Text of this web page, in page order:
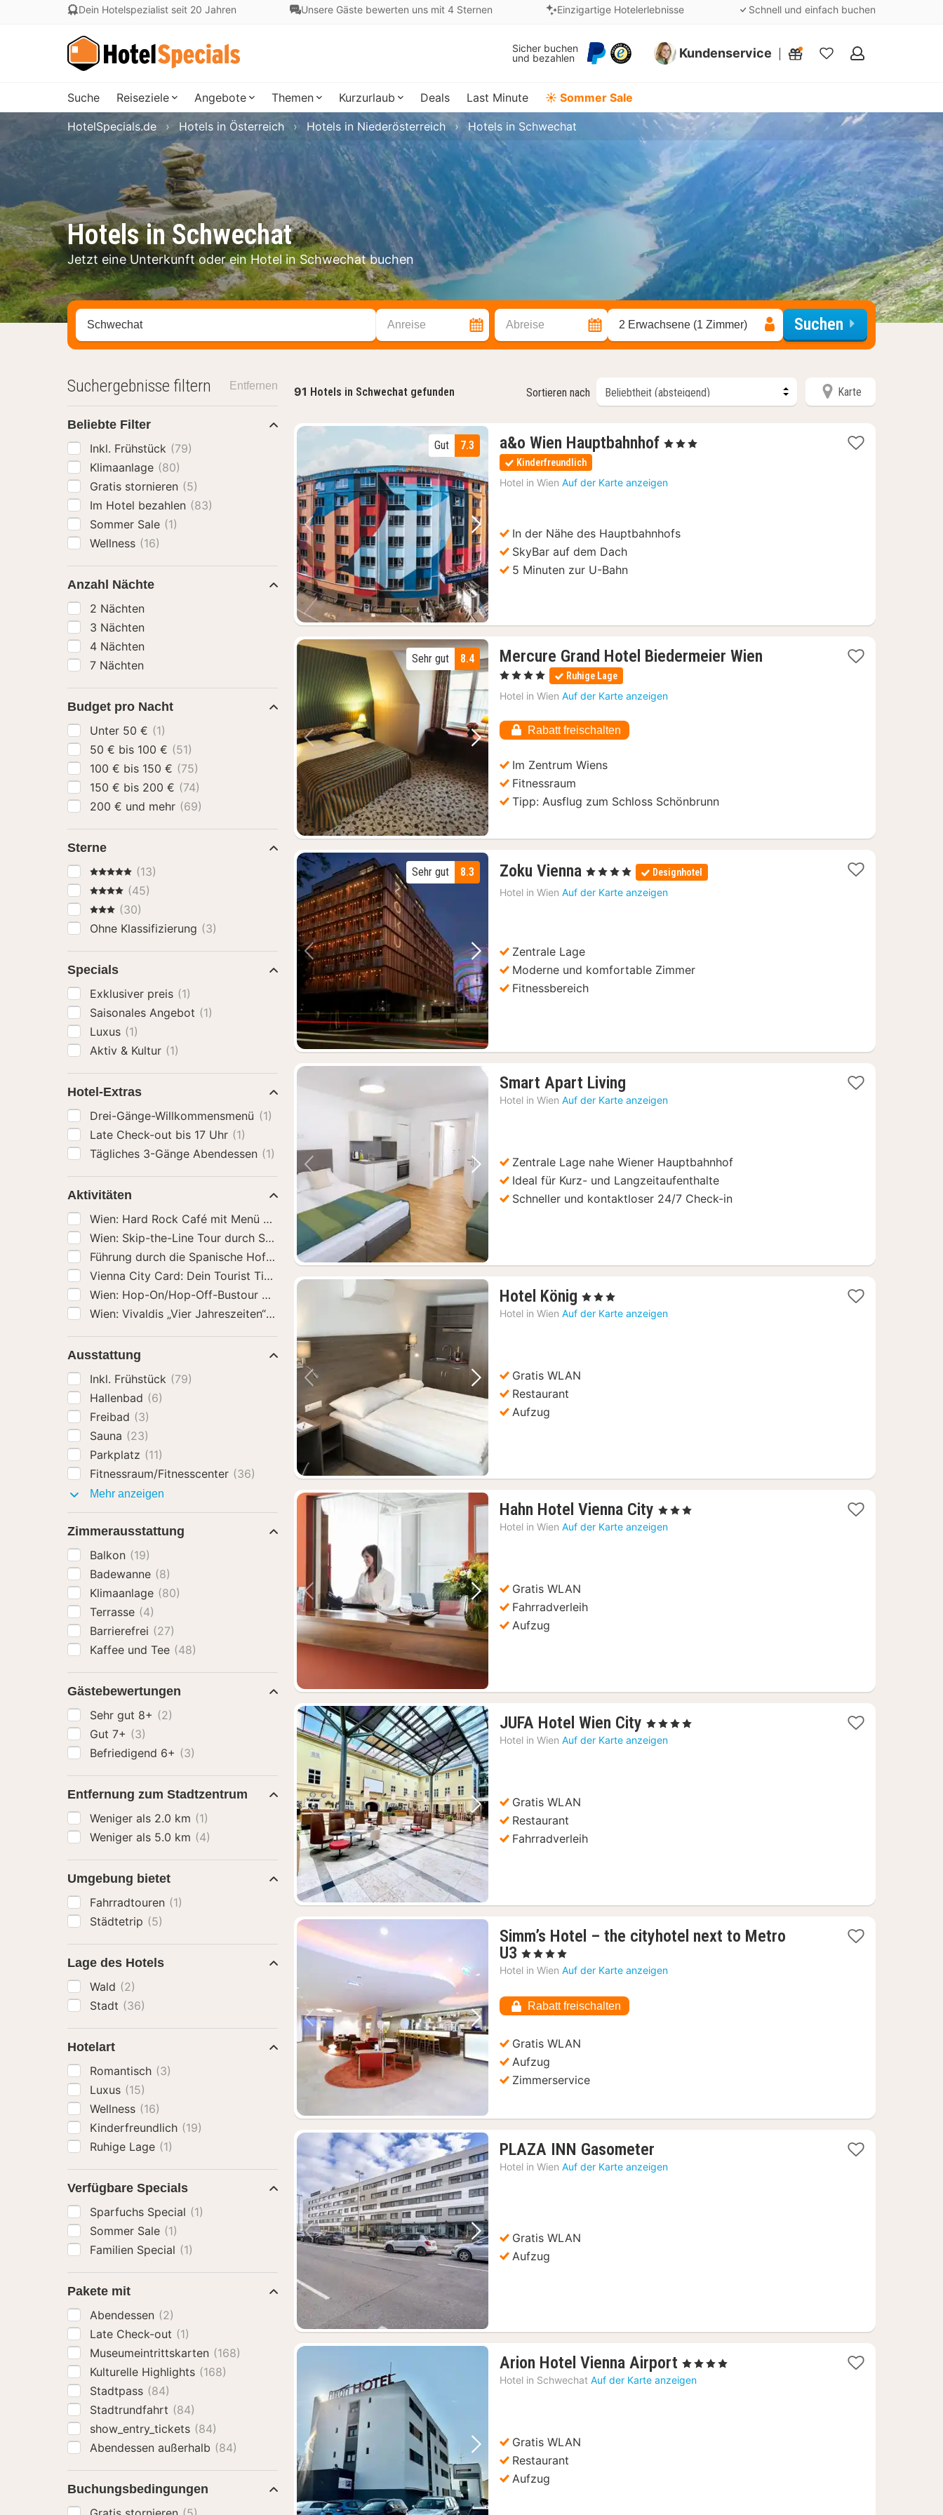
Dein Hotelspezialist seit 20 Jahren Unsere Gäste bewerten uns mit 4 Sternen Einzigartige Hotelerlebnisse Schnell und einfach buchen
Sicher buchen
und bezahlen
Kundenservice
Meine
Suche Reiseziele Angebote Themen Kurzurlaub Deals Last Minute ☀️ Sommer Sale
Hotels in Schwechat
Jetzt eine Unterkunft oder ein Hotel in Schwechat buchen
HotelSpecials.de Hotels in Österreich Hotels in Niederösterreich Hotels in Schwechat
Stadt, Region oder Hotel suchen Anreise Abreise 2 Erwachsene (1 Zimmer) Suchen
91 Hotels in Schwechat gefunden Sortieren nach Karte
Vorheriges Bild Nächstes Bild
7.3
Gut a&o Wien Hauptbahnhof 2
ab
80,46
, 3 Sterne
Kinderfreundlich
Hotel in Wien Auf der Karte anzeigen
In der Nähe des Hauptbahnhofs
SkyBar auf dem Dach
5 Minuten zur U-Bahn
Vorheriges Bild Nächstes Bild
8.4
Sehr gut Mercure Grand Hotel Biedermeier Wien
, 4 Sterne Ruhige Lage
Hotel in Wien Auf der Karte anzeigen
Rabatt freischalten
Im Zentrum Wiens
Fitnessraum
Tipp: Ausflug zum Schloss Schönbrunn
Vorheriges Bild Nächstes Bild
8.3
Sehr gut Zoku Vienna 1
Nacht
ab
, 4 Sterne Designhotel
Hotel in Wien Auf der Karte anzeigen
Zentrale Lage
Moderne und komfortable Zimmer
Fitnessbereich
Vorheriges Bild Nächstes Bild
Smart Apart Living
Nacht
Hotel in Wien Auf der Karte anzeigen
Zentrale Lage nahe Wiener Hauptbahnhof
Ideal für Kurz- und Langzeitaufenthalte
Schneller und kontaktloser 24/7 Check-in
Vorheriges Bild Nächstes Bild
Hotel König 1
Nacht
, 3 Sterne
Hotel in Wien Auf der Karte anzeigen
Gratis WLAN
Restaurant
Aufzug
Vorheriges Bild Nächstes Bild
Hahn Hotel Vienna City 1
Nacht
, 3 Sterne
Hotel in Wien Auf der Karte anzeigen
Gratis WLAN
Fahrradverleih
Aufzug
Vorheriges Bild Nächstes Bild
JUFA Hotel Wien City 1
Nacht
, 4 Sterne
Hotel in Wien Auf der Karte anzeigen
Gratis WLAN
Restaurant
Fahrradverleih
Vorheriges Bild Nächstes Bild
Simm’s Hotel – the cityhotel next to Metro
U3 1
Nacht
65,19
€
, 4 Sterne
Hotel in Wien Auf der Karte anzeigen
Rabatt freischalten
Gratis WLAN
Aufzug
Zimmerservice
Vorheriges Bild Nächstes Bild
PLAZA INN Gasometer
Nacht
Hotel in Wien Auf der Karte anzeigen
Gratis WLAN
Aufzug
Vorheriges Bild Nächstes Bild
Arion Hotel Vienna Airport 1
Nacht
, 4 Sterne
Hotel in Schwechat Auf der Karte anzeigen
Gratis WLAN
Restaurant
Aufzug
Suchergebnisse filtern Entfernen
Beliebte Filter
Inkl. Frühstück (79)
Klimaanlage (80)
Gratis stornieren (5)
Im Hotel bezahlen (83)
Sommer Sale (1)
Wellness (16)
Anzahl Nächte
2 Nächten
3 Nächten
4 Nächten
7 Nächten
Budget pro Nacht
Unter 50 € (1)
50 € bis 100 € (51)
100 € bis 150 € (75)
150 € bis 200 € (74)
200 € und mehr (69)
Sterne
5 Sterne (13)
4 Sterne(45)
3 Sterne
(30)
Ohne Klassifizierung (3)
Specials
Exklusiver preis (1)
Saisonales Angebot (1)
Luxus (1)
Aktiv & Kultur (1)
Hotel-Extras
Drei-Gänge-Willkommensmenü (1)
Late Check-out bis 17 Uhr (1)
Tägliches 3-Gänge Abendessen (1)
Aktivitäten
Wien: Hard Rock Café mit Menü zum Mittag- oder Abendessen (84)
Wien: Skip-the-Line Tour durch Schloss und Gärten von Schonbrunn
(84)
Führung durch die Spanische Hofreitschule in Wien
(84)
Vienna City Card: Dein Tourist Ticket inkl. Ermäßigungen/Metro(84)
Wien: Hop-On/Hop-Off-Bustour Sightseeing Bus Tour
Wien: Vivaldis „Vier Jahreszeiten“-Konzert in der Karlskirche
(84)
Ausstattung
Inkl. Frühstück (79)
Hallenbad (6)
Freibad (3)
Sauna (23)
Parkplatz (11)
Fitnessraum/Fitnesscenter (36)
Mehr anzeigen
Zimmerausstattung
Balkon (19)
Badewanne (8)
Klimaanlage (80)
Terrasse (4)
Barrierefrei (27)
Kaffee und Tee (48)
Gästebewertungen
Sehr gut 8+ (2)
Gut 7+ (3)
Befriedigend 6+ (3)
Entfernung zum Stadtzentrum
Weniger als 2.0 km (1)
Weniger als 5.0 km (4)
Umgebung bietet
Fahrradtouren (1)
Städtetrip (5)
Lage des Hotels
Wald (2)
Stadt (36)
Hotelart
Romantisch (3)
Luxus (15)
Wellness (16)
Kinderfreundlich (19)
Ruhige Lage (1)
Verfügbare Specials
Sparfuchs Special (1)
Sommer Sale (1)
Familien Special (1)
Pakete mit
Abendessen (2)
Late Check-out (1)
Museumeintrittskarten (168)
Kulturelle Highlights (168)
Stadtpass (84)
Stadtrundfahrt (84)
show_entry_tickets (84)
Abendessen außerhalb (84)
Buchungsbedingungen